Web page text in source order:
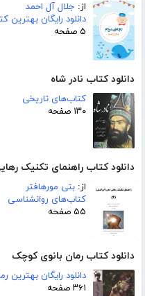
از: جلال آل احمد
دانلود رایگان بهترین
۵ صفحه
دانلود کتاب نادر شاه
کتاب‌های تاریخی
۱۳۰ صفحه
دانلود کتاب راهنمای تکنیک
از: بتی مورهافتر
کتاب‌های روانشناسی
۵۵ صفحه
دانلود کتاب رمان بانوی کوچک
دانلود رایگان بهترین
۳۶۱ صفحه